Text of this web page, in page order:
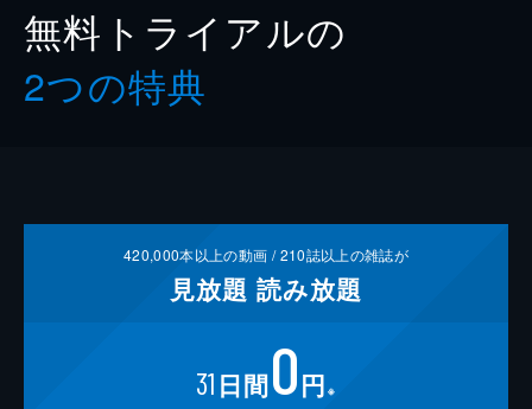
無料トライアルの
2つの特典
420,000本以上の動画 /210誌以上の雑誌が
見放題 読み放題
31 日間0円 ※